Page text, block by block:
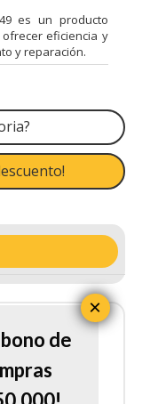
es un producto
eficiencia y
y reparación.
3249 es un
para
en tareas de
de
×